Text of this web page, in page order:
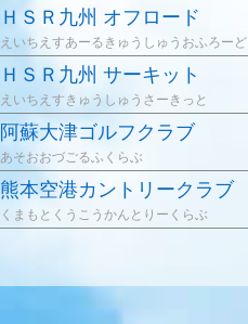
ＨＳＲ九州 オフロード
えいちえすあーるきゅうしゅうおふろーど
ＨＳＲ九州 サーキット
えいちえすきゅうしゅうさーきっと
阿蘇大津ゴルフクラブ
あそおおづごるふくらぶ
熊本空港カントリークラブ
くまもとくうこうかんとりーくらぶ